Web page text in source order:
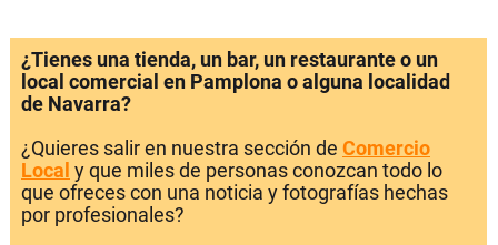
¿Tienes una tienda, un bar, un restaurante o un
local comercial en Pamplona o alguna localidad
de Navarra?
¿Quieres salir en nuestra sección de Comercio
Local y que miles de personas conozcan todo lo
que ofreces con una noticia y fotografías hechas
por profesionales?